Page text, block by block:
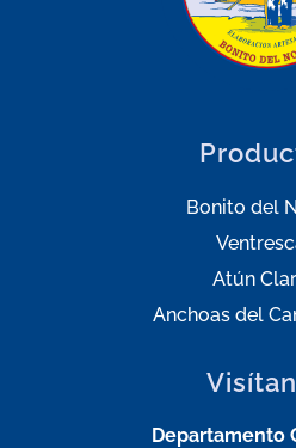
Bonito del
Atún
Anchoas del
Departamento